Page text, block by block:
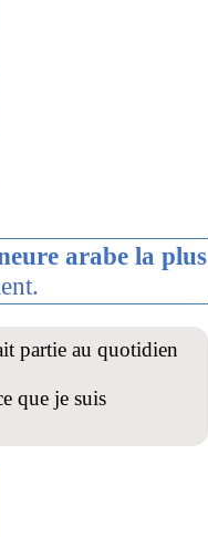
arabe la plus
.
partie au quotidien
que je suis